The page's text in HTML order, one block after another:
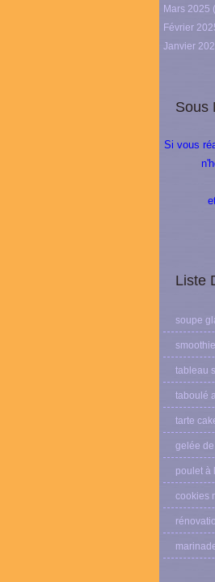
Mars 2025
Février
Janvier
Sous
Si vous
Liste
soupe
tableau
taboulé
tarte
gelée
poulet à
cookies